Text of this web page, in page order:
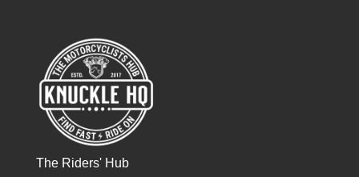
The Riders' Hub